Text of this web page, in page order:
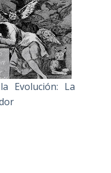
Evolución: La